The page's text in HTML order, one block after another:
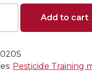
Add to cart
Pesticide Training